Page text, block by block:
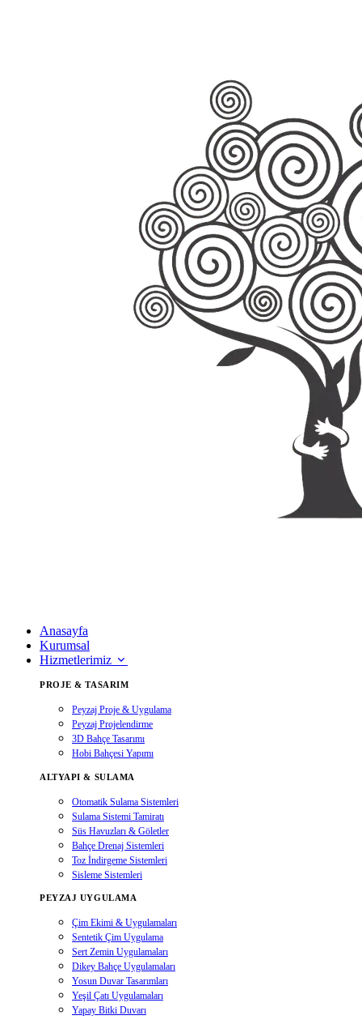
Anasayfa
Kurumsal
Hizmetlerimiz
PROJE & TASARIM
Peyzaj Proje & Uygulama
Peyzaj Projelendirme
3D Bahçe Tasarımı
Hobi Bahçesi Yapımı
ALTYAPI & SULAMA
Otomatik Sulama Sistemleri
Sulama Sistemi Tamiratı
Süs Havuzları & Göletler
Bahçe Drenaj Sistemleri
Toz İndirgeme Sistemleri
Sisleme Sistemleri
PEYZAJ UYGULAMA
Çim Ekimi & Uygulamaları
Sentetik Çim Uygulama
Sert Zemin Uygulamaları
Dikey Bahçe Uygulamaları
Yosun Duvar Tasarımları
Yeşil Çatı Uygulamaları
Yapay Bitki Duvarı